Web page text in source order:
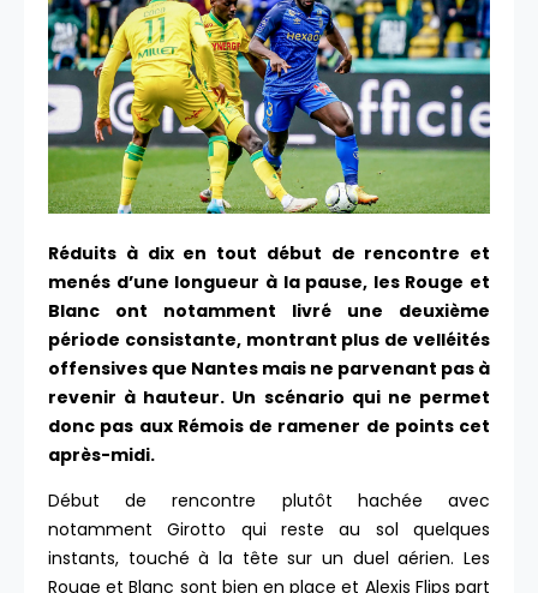
Réduits à dix en tout début de rencontre et
menés d’une longueur à la pause, les Rouge et
Blanc ont notamment livré une deuxième
période consistante, montrant plus de velléités
offensives que Nantes mais ne parvenant pas à
revenir à hauteur. Un scénario qui ne permet
donc pas aux Rémois de ramener de points cet
après-midi.
Début de rencontre plutôt hachée avec
notamment Girotto qui reste au sol quelques
instants, touché à la tête sur un duel aérien. Les
Rouge et Blanc sont bien en place et Alexis Flips part